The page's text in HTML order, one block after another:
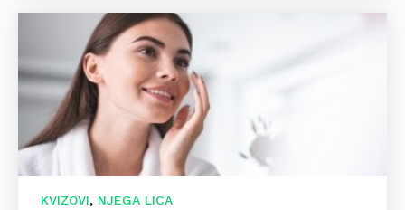
KVIZOVI, NJEGA LICA